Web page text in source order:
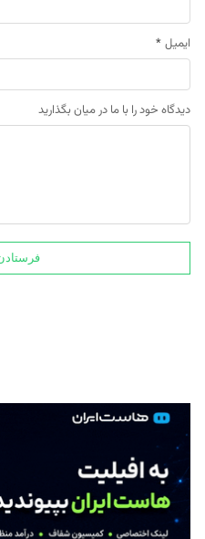
ایمیل *
دیدگاه خود را با ما در میان بگذارید